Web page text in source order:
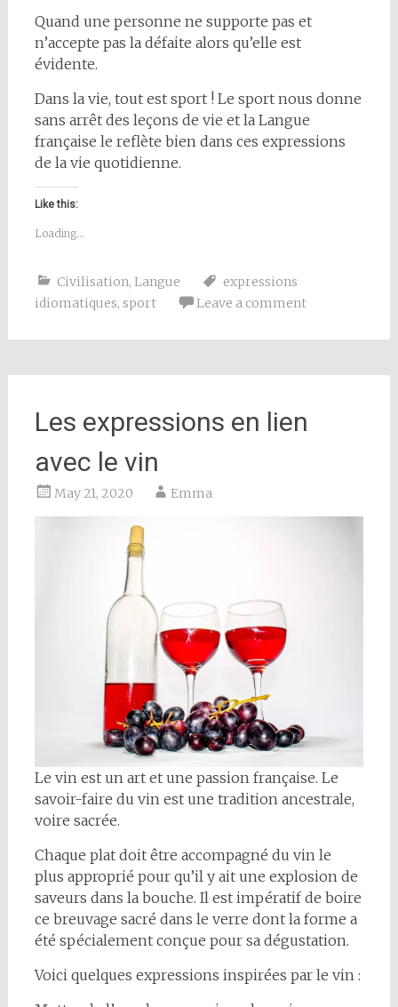
Quand une personne ne supporte pas et
n’accepte pas la défaite alors qu’elle est
évidente.
Dans la vie, tout est sport ! Le sport nous donne
sans arrêt des leçons de vie et la Langue
française le reflète bien dans ces expressions
de la vie quotidienne.
Like this:
Loading...
Civilisation, Langue
expressions
idiomatiques, sport Leave a comment
Les expressions en lien
avec le vin
May 21, 2020 Emma
Le vin est un art et une passion française. Le
savoir-faire du vin est une tradition ancestrale,
voire sacrée.
Chaque plat doit être accompagné du vin le
plus approprié pour qu’il y ait une explosion de
saveurs dans la bouche. Il est impératif de boire
ce breuvage sacré dans le verre dont la forme a
été spécialement conçue pour sa dégustation.
Voici quelques expressions inspirées par le vin :